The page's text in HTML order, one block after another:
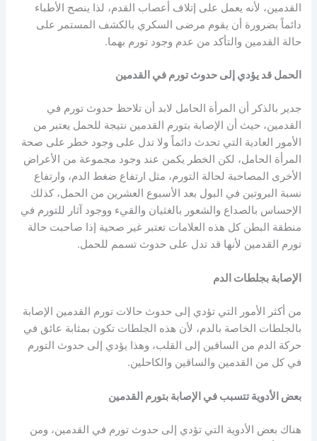
القدمين، لأنه يعمل على إتلاف أعصاب القدم، لذا ينصح الأطباء
دائماً بضرورة أن يقوم مرضى السكري بالكشف المستمر على
حالة القدمين والتأكد من عدم وجود تورم بهما.
الحمل قد يؤدي إلى حدوث تورم في القدمين
جدير بالذكر أن المرأة الحامل لابد أن تلاحظ حدوث تورم في
القدمين، حيث أن الإصابة بتورم القدمين نتيجة للحمل يعتبر من
الأمور العادية التي تحدث دائماً ولا تدل على وجود خطر على صحة
المرأة الحامل، لكن الخطر يكمن عند وجود مجموعة من الأعراض
الأخرى المصاحبة لحالة التورم، مثل ارتفاع ضغط الدم، وارتفاع
نسبة البروتين في البول بعد الأسبوع العشرين من الحمل، كذلك
الإحساس بالصداع والشعور بالغثيان والقيء ووجود آثار للتورم في
منطقة البطن كل هذه العلامات تعتبر غير صحية إذا صاحبت حالة
تورم القدمين لأنها قد تدل على حدوث تسمم للحمل.
الإصابة بجلطات الدم
من أكثر الأمور التي تؤدي إلى حدوث حالات تورم القدمين الإصابة
بالجلطات الخاصة بالدم، لأن هذه الجلطات تكون بمثابة عائق في
حركة الدم من الساقين إلى القلب، وهذا يؤدي إلى حدوث التورم
في كل من القدمين والساقين والكاحلين.
بعض الأدوية تتسبب في الإصابة بتورم القدمين
هناك بعض الأدوية التي تؤدي إلى حدوث تورم في القدمين، ومن